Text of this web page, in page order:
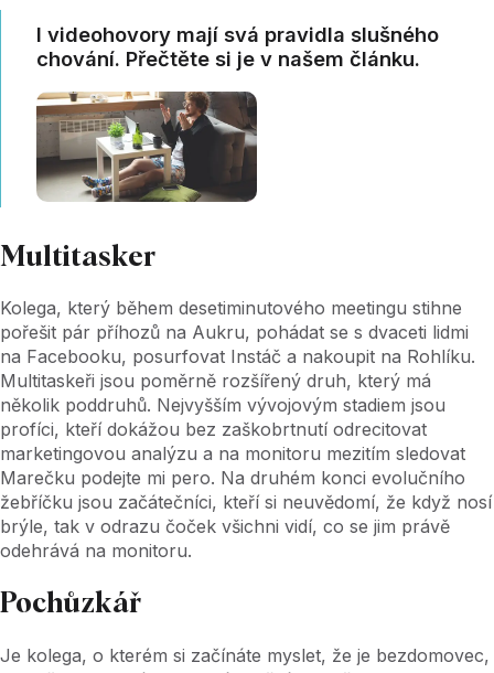
I videohovory mají svá pravidla slušného
chování. Přečtěte si je v našem článku.
Multitasker
Kolega, který během desetiminutového meetingu stihne
pořešit pár příhozů na Aukru, pohádat se s dvaceti lidmi
na Facebooku, posurfovat Instáč a nakoupit na Rohlíku.
Multitaskeři jsou poměrně rozšířený druh, který má
několik poddruhů. Nejvyšším vývojovým stadiem jsou
profíci, kteří dokážou bez zaškobrtnutí odrecitovat
marketingovou analýzu a na monitoru mezitím sledovat
Marečku podejte mi pero. Na druhém konci evolučního
žebříčku jsou začátečníci, kteří si neuvědomí, že když nosí
brýle, tak v odrazu čoček všichni vidí, co se jim právě
odehrává na monitoru.
Pochůzkář
Je kolega, o kterém si začínáte myslet, že je bezdomovec,